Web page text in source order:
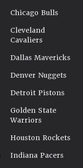
Chicago Bulls
Cleveland
Cavaliers
Dallas Mavericks
Denver Nuggets
Detroit Pistons
Golden State
Warriors
Houston Rockets
Indiana Pacers